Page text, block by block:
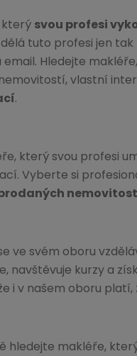
svou profesi
tuto profesi jen
Hledejte
vlastní
.
který svou profesi
Vyberte si
ve svém oboru
navštěvuje kurzy a
i v našem oboru platí,
hledejte makléře,